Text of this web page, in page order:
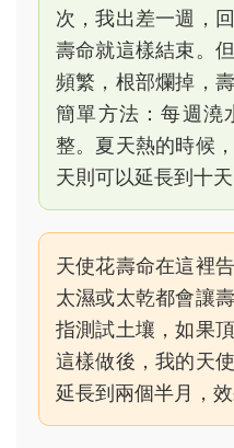
次，我出差一週，
壽命就這樣結束。
頻繁，根部爛掉，
簡單方法：每週澆
整。夏天熱的時候
天則可以延長到十天
天使花壽命在這裡
太濕或太乾都會讓
指測試土壤，如果
這樣做後，我的天
延長到兩個半月，效